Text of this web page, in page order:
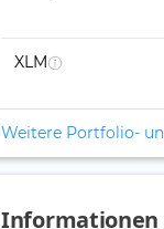
XLM
Weitere Portfolio-
Informationen